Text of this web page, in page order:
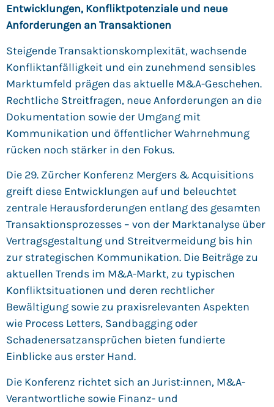
Entwicklungen, Konfliktpotenziale und neue
Anforderungen an Transaktionen
Steigende Transaktionskomplexität, wachsende
Konfliktanfälligkeit und ein zunehmend sensibles
Marktumfeld prägen das aktuelle M&A-Geschehen.
Rechtliche Streitfragen, neue Anforderungen an die
Dokumentation sowie der Umgang mit
Kommunikation und öffentlicher Wahrnehmung
rücken noch stärker in den Fokus.
Die 29. Zürcher Konferenz Mergers & Acquisitions
greift diese Entwicklungen auf und beleuchtet
zentrale Herausforderungen entlang des gesamten
Transaktionsprozesses – von der Marktanalyse über
Vertragsgestaltung und Streitvermeidung bis hin
zur strategischen Kommunikation. Die Beiträge zu
aktuellen Trends im M&A-Markt, zu typischen
Konfliktsituationen und deren rechtlicher
Bewältigung sowie zu praxisrelevanten Aspekten
wie Process Letters, Sandbagging oder
Schadenersatzansprüchen bieten fundierte
Einblicke aus erster Hand.
Die Konferenz richtet sich an Jurist:innen, M&A-
Verantwortliche sowie Finanz- und